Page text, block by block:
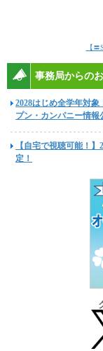
【
事務局からの
2028はじめ全学年対
プン・カンパニー情報
【自宅で視聴可能！
定！